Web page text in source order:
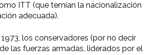
ITT (que temían la nacionalización
adecuada).
los conservadores (por no decir
las fuerzas armadas, liderados por el